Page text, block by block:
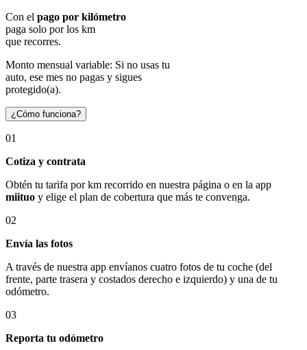
Con el pago por kilómetro
paga solo por los km
que recorres.
Monto mensual variable: Si no usas tu
auto, ese mes no pagas y sigues
protegido(a).
¿Cómo funciona?
01
Cotiza y contrata
Obtén tu tarifa por km recorrido en nuestra página o en la app
miituo y elige el plan de cobertura que más te convenga.
02
Envía las fotos
A través de nuestra app envíanos cuatro fotos de tu coche (del
frente, parte trasera y costados derecho e izquierdo) y una de tu
odómetro.
03
Reporta tu odómetro